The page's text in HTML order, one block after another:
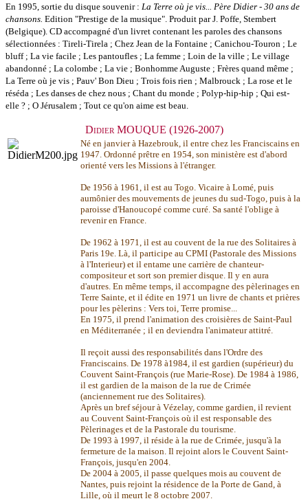
En 1995, sortie du disque souvenir : La Terre où je vis...
Père Didier - 30 ans de
chansons. Edition "Prestige de la musique". Produit par J. Poffe, Stembert
(Belgique). CD accompagné d'un livret contenant les paroles des chansons
sélectionnées : Tireli-Tirela ; Chez Jean de la Fontaine ; Canichou-Touron ; Le
bluff ; La vie facile ; Les pantoufles ; La femme ; Loin de la ville ; Le village
abandonné ; La colombe ; La vie ; Bonhomme Auguste ; Frères quand même ;
La Terre où je vis ; Pauv' Bon Dieu ; Trois fois rien ; Malbrouck ; La rose et le
réséda ; Les danses de chez nous ; Chant du monde ; Polyp-hip-hip ; Qui est-
elle ? ; O Jérusalem ; Tout ce qu'on aime est beau.
Didier MOUQUE (1926-2007)
Né en janvier à Hazebrouk, il entre chez les Franciscains en
1947. Ordonné prêtre en 1954, son ministère est d'abord
orienté vers les Missions à l'étranger.
De 1956 à 1961, il est au Togo. Vicaire à Lomé, puis
aumônier des mouvements de jeunes du sud-Togo, puis à la
paroisse d'Hanoucopé comme curé. Sa santé l'oblige à
revenir en France.
De 1962 à 1971, il est au couvent de la rue des Solitaires à
Paris 19e. Là, il participe au CPMI (Pastorale des Missions
à l'Interieur) et il entame une carrière de chanteur-
compositeur et sort son premier disque. Il y en aura
d'autres. En même temps, il accompagne des pèlerinages en
Terre Sainte, et il édite en 1971 un livre de chants et prières
pour les pèlerins : Vers toi, Terre promise...
En 1975, il prend l'animation des croisières de Saint-Paul
en Méditerranée ; il en deviendra l'animateur attitré.
Il reçoit aussi des responsabilités dans l'Ordre des
Franciscains. De 1978 à1984, il est gardien (supérieur) du
Couvent Saint-François (rue Marie-Rose). De 1984 à 1986,
il est gardien de la maison de la rue de Crimée
(anciennement rue des Solitaires).
Après un bref séjour à Vézelay, comme gardien, il revient
au Couvent Saint-François où il est responsable des
Pèlerinages et de la Pastorale du tourisme.
De 1993 à 1997, il réside à la rue de Crimée, jusqu'à la
fermeture de la maison. Il rejoint alors le Couvent Saint-
François, jusqu'en 2004.
De 2004 à 2005, il passe quelques mois au couvent de
Nantes, puis rejoint la résidence de la Porte de Gand, à
Lille, où il meurt le 8 octobre 2007.